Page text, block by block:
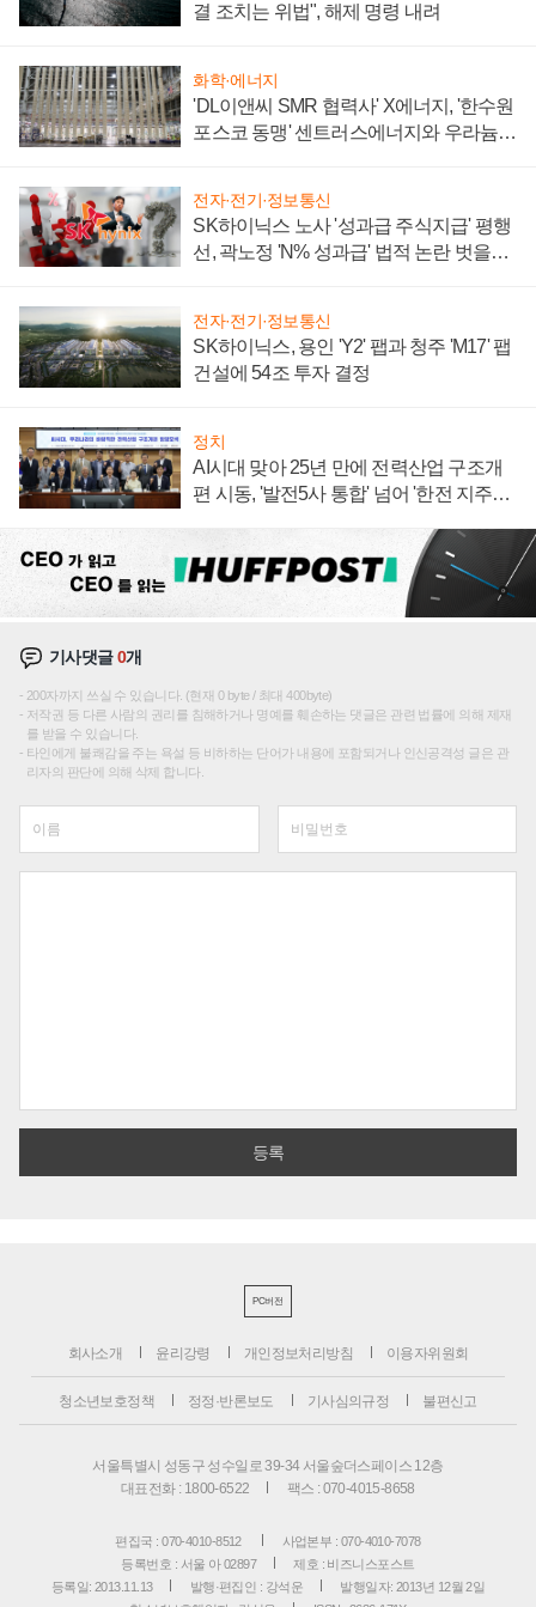
결 조치는 위법", 해제 명령 내려
화학·에너지
'DL이앤씨 SMR 협력사' X에너지, '한수원
포스코 동맹' 센트러스에너지와 우라늄
전자·전기·정보통신
SK하이닉스 노사 '성과급 주식지급' 평행
선, 곽노정 'N% 성과급' 법적 논란 벗을지
전자·전기·정보통신
SK하이닉스, 용인 'Y2' 팹과 청주 'M17' 팹
건설에 54조 투자 결정
정치
AI시대 맞아 25년 만에 전력산업 구조개
편 시동, '발전5사 통합' 넘어 '한전 지주사'
기사댓글0개
200자까지 쓰실 수 있습니다. (현재 0 byte / 최대 400byte)
저작권 등 다른 사람의 권리를 침해하거나 명예를 훼손하는 댓글은 관련 법률에 의해 제재
를 받을 수 있습니다.
타인에게 불쾌감을 주는 욕설 등 비하하는 단어가 내용에 포함되거나 인신공격성 글은 관
리자의 판단에 의해 삭제 합니다.
PC버전
회사소개 윤리강령 개인정보처리방침 이용자위원회
청소년보호정책 정정·반론보도 기사심의규정 불편신고
서울특별시 성동구 성수일로 39-34 서울숲더스페이스 12층
대표전화 : 1800-6522
팩스 : 070-4015-8658
편집국 : 070-4010-8512
사업본부 : 070-4010-7078
등록번호 : 서울 아 02897
제호 : 비즈니스포스트
등록일: 2013.11.13
발행·편집인 : 강석운
발행일자: 2013년 12월 2일